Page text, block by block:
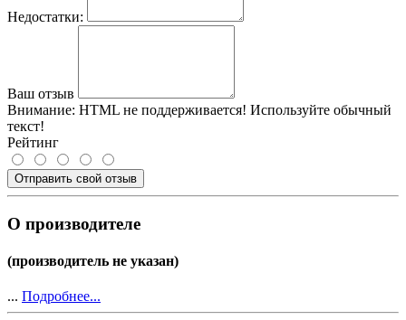
Недостатки:
Ваш отзыв
Внимание: HTML не поддерживается! Используйте обычный
текст!
Рейтинг
Отправить свой отзыв
О производителе
(производитель не указан)
... Подробнее...